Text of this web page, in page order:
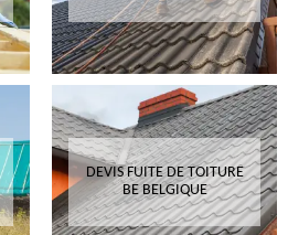
DEVIS FUITE DE TOITURE
BE BELGIQUE